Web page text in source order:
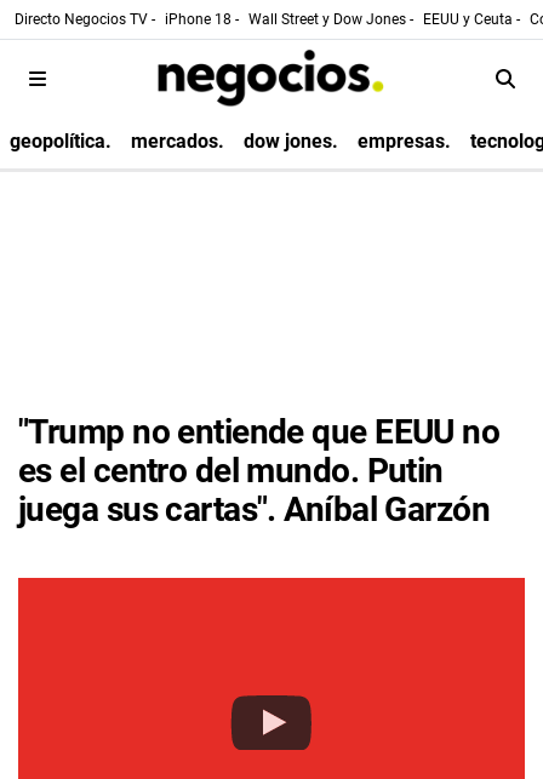
Directo Negocios TV - iPhone 18 - Wall Street y Dow Jones - EEUU y Ceuta -
geopolítica. mercados. dow jones. empresas.
"Trump no entiende que EEUU no
es el centro del mundo. Putin
juega sus cartas". Aníbal Garzón